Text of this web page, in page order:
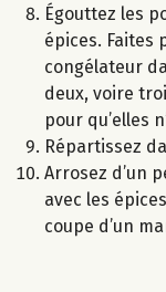
Égouttez les
épices. Faites
congélateur
deux, voire
pour qu’elles
Répartissez
Arrosez d’un
avec les
coupe d’un